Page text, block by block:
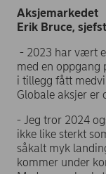
Aksjemarkedet
Erik Bruce,
- 2023 har vært
med en oppgang
i tillegg fått
Globale aksjer er
- Jeg tror 2024
ikke like sterkt
såkalt myk
kommer under